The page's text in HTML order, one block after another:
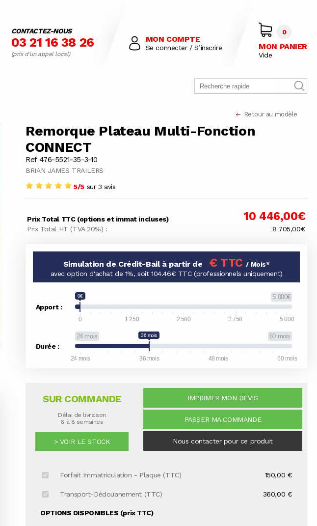
CONTACTEZ-NOUS
03 21 16 38 26
(prix d'un appel local)
MON COMPTE
Se connecter / S’inscrire
0
MON PANIER
Vide
Retour au modèle
Remorque Plateau Multi-Fonction
CONNECT
Ref 476-5521-35-3-10
BRIAN JAMES TRAILERS
5/5sur 3 avis
Prix Total TTC (options et immat incluses) 10 446,00€
Prix Total HT (TVA 20%) : 8 705,00€
Apport :
5 000€
0€
0 1 250 2 500 3 750 5 000
Durée :
24 mois 60 mois
36 mois
24 mois 36 mois 48 mois 60 mois
Simulation de Crédit-Bail à partir de € TTC/ Mois*
avec option d'achat de 1%, soit 104.46€ TTC (professionnels uniquement)
SUR COMMANDE
Délai de livraison
6 à 8 semaines
> VOIR LE STOCK
IMPRIMER MON DEVIS
PASSER MA COMMANDE
Nous contacter pour ce produit
Forfait Immatriculation - Plaque (TTC) 150,00 €
Transport-Dédouanement (TTC) 360,00 €
OPTIONS DISPONIBLES (prix TTC)